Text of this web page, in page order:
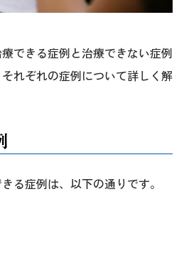
できる症例と治療できない症例
れぞれの症例について詳しく解
る症例は、以下の通りです。